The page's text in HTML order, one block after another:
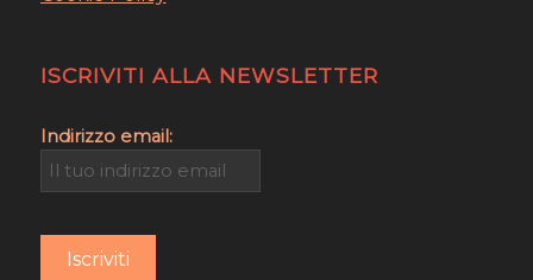
ISCRIVITI ALLA NEWSLETTER
Indirizzo email: